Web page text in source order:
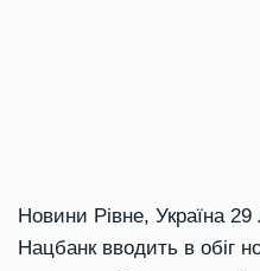
Новини Рівне, Україна 29
Нацбанк вводить в обіг